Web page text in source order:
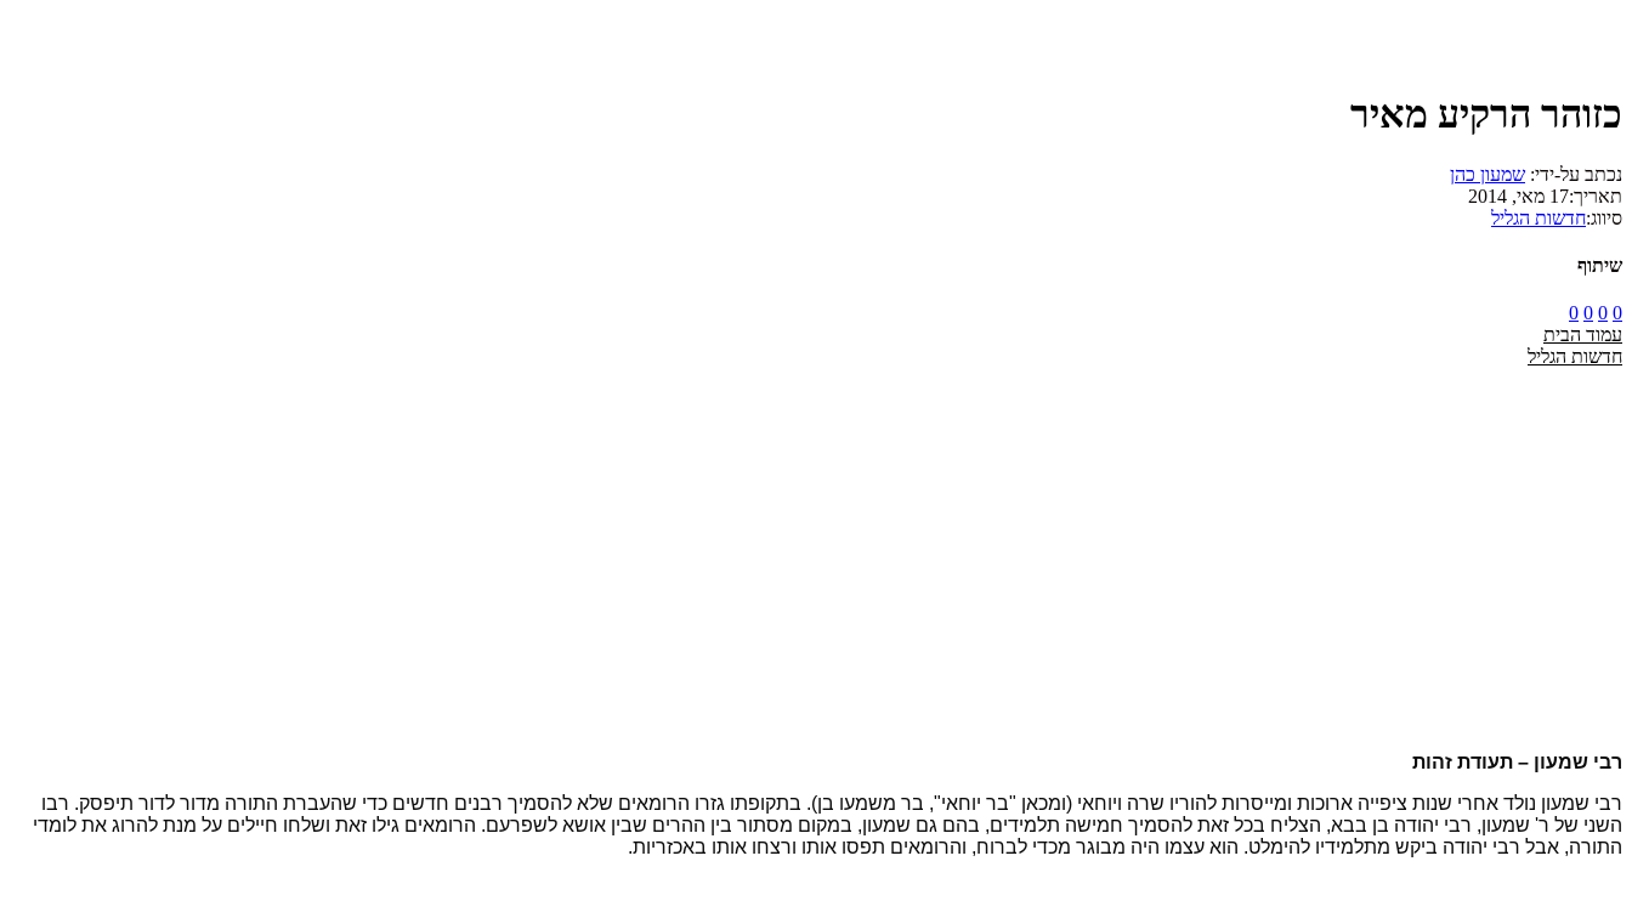
כזוהר הרקיע מאיר
נכתב על-ידי: שמעון כהן
תאריך:17 מאי, 2014
סיווג:חדשות הגליל
שיתוף
0
0
0
0
עמוד הבית
חדשות הגליל
רבי שמעון – תעודת זהות
רבי שמעון נולד אחרי שנות ציפייה ארוכות ומייסרות להוריו שרה ויוחאי (ומכאן "בר יוחאי", בר משמעו בן). בתקופתו גזרו הרומאים שלא להסמיך רבנים חדשים כדי שהעברת התורה מדור לדור תיפסק. רבו
השני של ר' שמעון, רבי יהודה בן בבא, הצליח בכל זאת להסמיך חמישה תלמידים, בהם גם שמעון, במקום מסתור בין ההרים שבין אושא לשפרעם. הרומאים גילו זאת ושלחו חיילים על מנת להרוג את לומדי
התורה, אבל רבי יהודה ביקש מתלמידיו להימלט. הוא עצמו היה מבוגר מכדי לברוח, והרומאים תפסו אותו ורצחו אותו באכזריות.